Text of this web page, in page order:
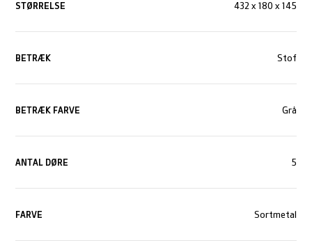
STØRRELSE 432 x 180 x 145
BETRÆK Stof
BETRÆK FARVE Grå
ANTAL DØRE 5
FARVE Sortmetal